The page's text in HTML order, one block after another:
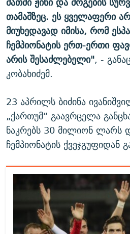
თამაშზეც. ეს ყველაფერი
მიუხედავად იმისა, რომ
ჩემპიონატის ერთ-ერთი
არის შესაძლებელი", -
კობახიძემ.
23 აპრილს ბიძინა
„ქართუმ“ გაავრცელა
ნაკრებს 30 მილიონ ლარს
ჩემპიონატის ქვეჯგუფიდან